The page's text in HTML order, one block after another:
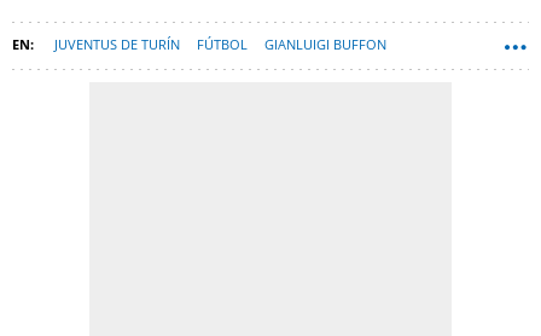
JUVENTUS DE TURÍN FÚTBOL GIANLUIGI BUFFON